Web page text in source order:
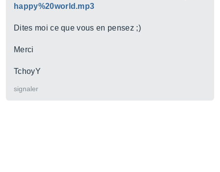
happy%20world.mp3
Dites moi ce que vous en pensez ;)
Merci
TchoyY
signaler